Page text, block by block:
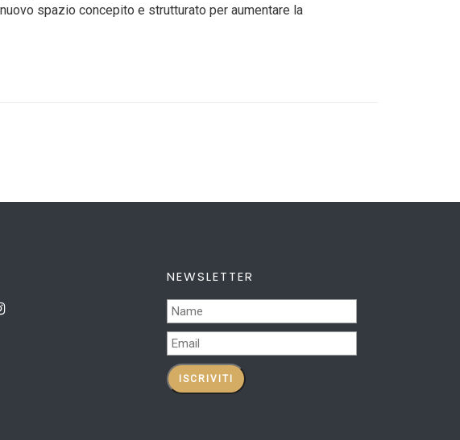
spazio concepito e strutturato per aumentare la
NEWSLETTER